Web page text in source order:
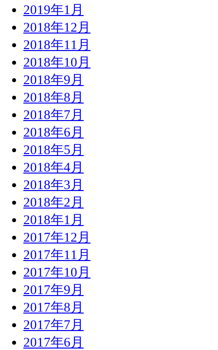
2019年1月
2018年12月
2018年11月
2018年10月
2018年9月
2018年8月
2018年7月
2018年6月
2018年5月
2018年4月
2018年3月
2018年2月
2018年1月
2017年12月
2017年11月
2017年10月
2017年9月
2017年8月
2017年7月
2017年6月